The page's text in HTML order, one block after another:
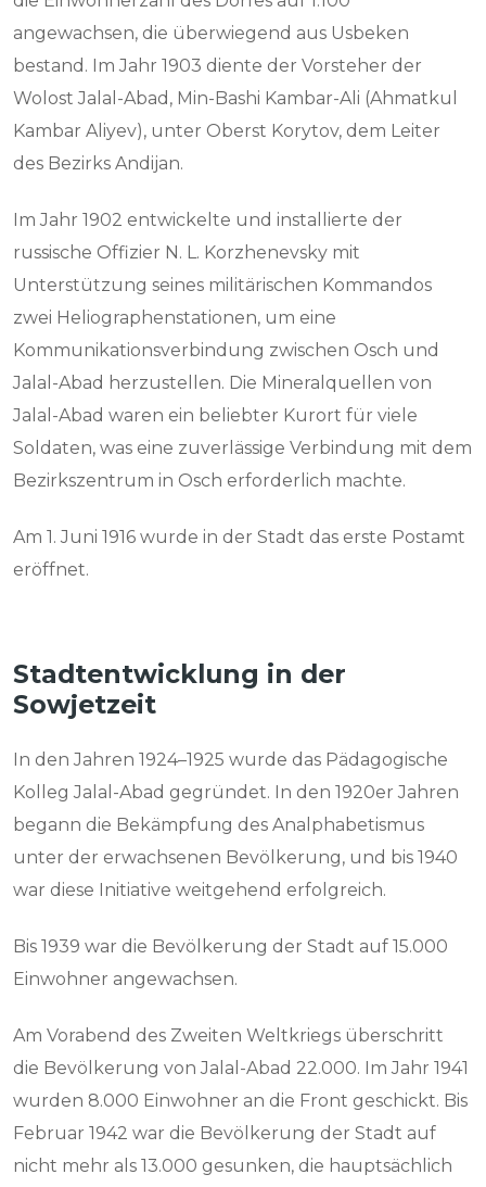
angewachsen, die überwiegend aus Usbeken
bestand. Im Jahr 1903 diente der Vorsteher der
Wolost Jalal-Abad, Min-Bashi Kambar-Ali (Ahmatkul
Kambar Aliyev), unter Oberst Korytov, dem Leiter
des Bezirks Andijan.
Im Jahr 1902 entwickelte und installierte der
russische Offizier N. L. Korzhenevsky mit
Unterstützung seines militärischen Kommandos
zwei Heliographenstationen, um eine
Kommunikationsverbindung zwischen Osch und
Jalal-Abad herzustellen. Die Mineralquellen von
Jalal-Abad waren ein beliebter Kurort für viele
Soldaten, was eine zuverlässige Verbindung mit dem
Bezirkszentrum in Osch erforderlich machte.
Am 1. Juni 1916 wurde in der Stadt das erste Postamt
eröffnet.
Stadtentwicklung in der
Sowjetzeit
In den Jahren 1924–1925 wurde das Pädagogische
Kolleg Jalal-Abad gegründet. In den 1920er Jahren
begann die Bekämpfung des Analphabetismus
unter der erwachsenen Bevölkerung, und bis 1940
war diese Initiative weitgehend erfolgreich.
Bis 1939 war die Bevölkerung der Stadt auf 15.000
Einwohner angewachsen.
Am Vorabend des Zweiten Weltkriegs überschritt
die Bevölkerung von Jalal-Abad 22.000. Im Jahr 1941
wurden 8.000 Einwohner an die Front geschickt. Bis
Februar 1942 war die Bevölkerung der Stadt auf
nicht mehr als 13.000 gesunken, die hauptsächlich